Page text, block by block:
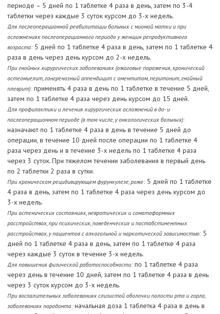
периоде – 5 дней по 1 таблетке 4 раза в день, затем по 3-4
таблетки через каждые 3 суток курсом до 3-х недель.
Для послеоперационной реабилитации больных с миомой матки и при
осложнениях послеоперационного периода у женщин репродуктивного
возраста:5 дней по 1 таблетке 4 раза в день, затем по 1 таблетке 4
раза в день через день курсом до 2-х недель.
При гнойных хирургических заболеваниях (ожоговые поражения, хронический
остеомиелит, гангренозный аппендицит с оментитом, перитонит, гнойный
плеврит):применять 4 раза в день по 1 таблетке в течение 5 дней,
затем по 1 таблетке 4 раза через день курсом до 15 дней.
Для профилактики и лечения хирургических осложнений в до- и
послеоперационном периоде (в том числе, у онкологических больных):
назначают по 1 таблетке 4 раза в день в течение 5 дней до
операции, в течение 10 дней после операции по 1 таблетке 4
раза через день и в течение 3-х недель по 1 таблетке 4 раза
через 3 суток. При тяжелом течении заболевания в первый день
по 2 таблетки 2 раза в сутки.
При хроническом рецидивирующем фурункулезе, роже:5 дней по 1 таблетке
4 раза в день, затем по 1 таблетке 4 раза через день курсом до
3-х недель.
При астенических состояниях, невротических и соматоформных
расстройствах, при психических, поведенческих и постабстинентных
расстройствах, у пациентов с алкогольной и наркотической зависимостью:5
дней по 1 таблетке 4 раза в день, затем по 1 таблетке 4 раза
через каждые 3 суток в течение 3-х недель.
Для повышения физической работоспособности:по 1 таблетке 4 раза
через день в течение 10 дней, затем по 1 таблетке 4 раза в день
через 3 суток курсом до 3-х недель.
При воспалительных заболеваниях слизистой оболочки полости рта и горла,
заболеваниях пародонта:начальная доза 1 таблетка 4 раза в день в